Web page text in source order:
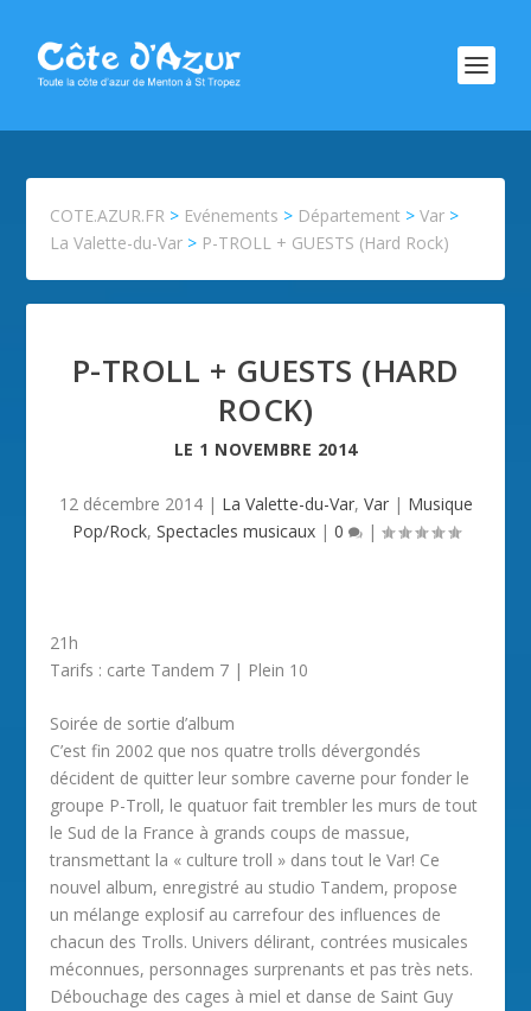
COTE.AZUR.FR > Evénements > Département >Var >
La Valette-du-Var > P-TROLL + GUESTS (Hard Rock)
P-TROLL + GUESTS (HARD
ROCK)
LE 1 NOVEMBRE 2014
12 décembre 2014| La Valette-du-Var, Var| Musique
Pop/Rock, Spectacles musicaux| 0 |
21h
Tarifs : carte Tandem 7 | Plein 10
Soirée de sortie d’album
C’est fin 2002 que nos quatre trolls dévergondés
décident de quitter leur sombre caverne pour fonder le
groupe P-Troll, le quatuor fait trembler les murs de tout
le Sud de la France à grands coups de massue,
transmettant la « culture troll » dans tout le Var! Ce
nouvel album, enregistré au studio Tandem, propose
un mélange explosif au carrefour des influences de
chacun des Trolls. Univers délirant, contrées musicales
méconnues, personnages surprenants et pas très nets.
Débouchage des cages à miel et danse de Saint Guy